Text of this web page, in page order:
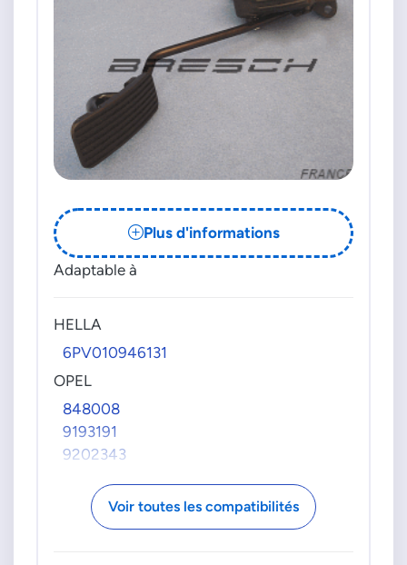
Plus d'informations
Adaptable à
HELLA
6PV010946131
OPEL
848008
9193191
9202343
Voir toutes les compatibilités